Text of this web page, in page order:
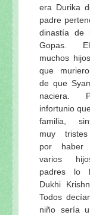
La
Mas
La
Los
era Durika
padre
dinastía de
Gopas.
muchos
que
de que
naciera.
infortunio
familia,
muy
por haber
varios
padres lo
Dukhi
Todos
niño sería